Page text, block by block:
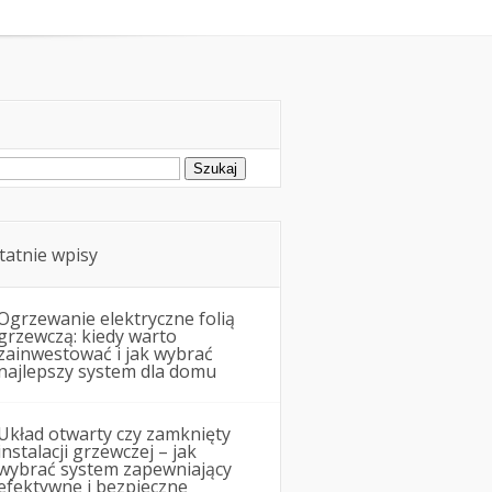
wpisy
elektryczne folią
kiedy warto
i jak wybrać
system dla domu
otwarty czy zamknięty
grzewczej – jak
system zapewniający
i bezpieczne